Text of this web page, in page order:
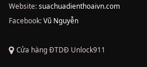
Website:suachuadienthoaivn.com
Facebook:Vũ Nguyễn
Cửa hàng ĐTDĐ Unlock911